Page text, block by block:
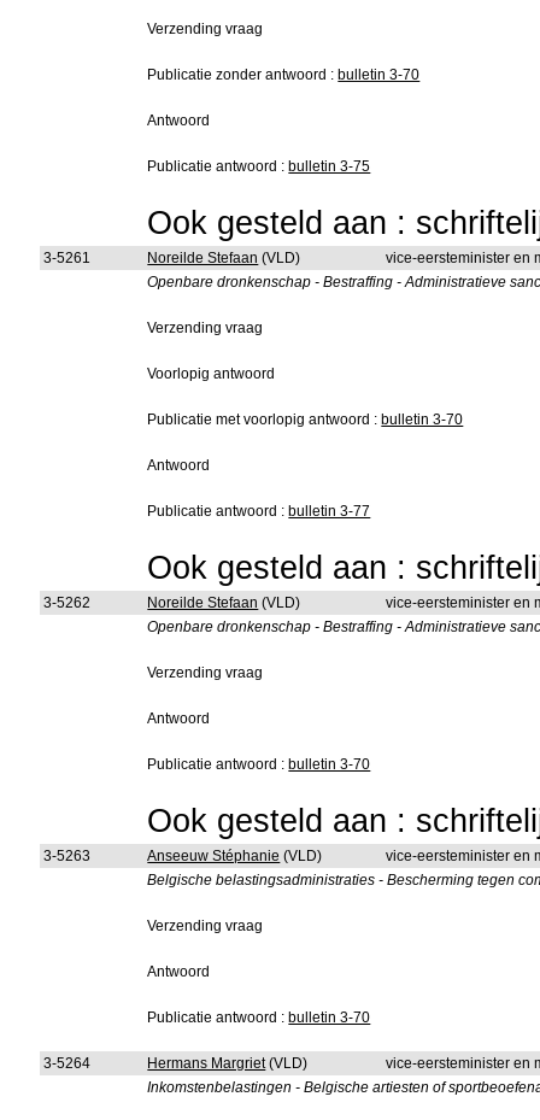
Verzending vraag
Publicatie zonder antwoord : bulletin 3-70
Antwoord
Publicatie antwoord : bulletin 3-75
Ook gesteld aan :
3-5261 Noreilde Stefaan (VLD)
vice-eersteminister en
Openbare dronkenschap - Bestraffing - Administratieve
Verzending vraag
Voorlopig antwoord
Publicatie met voorlopig antwoord : bulletin 3-70
Antwoord
Publicatie antwoord : bulletin 3-77
Ook gesteld aan :
3-5262 Noreilde Stefaan (VLD)
vice-eersteminister en
Openbare dronkenschap - Bestraffing - Administratieve
Verzending vraag
Antwoord
Publicatie antwoord : bulletin 3-70
Ook gesteld aan :
3-5263 Anseeuw Stéphanie (VLD)
vice-eersteminister en
Belgische belastingsadministraties - Bescherming tegen
Verzending vraag
Antwoord
Publicatie antwoord : bulletin 3-70
3-5264 Hermans Margriet(VLD)
vice-eersteminister en
Inkomstenbelastingen - Belgische artiesten of